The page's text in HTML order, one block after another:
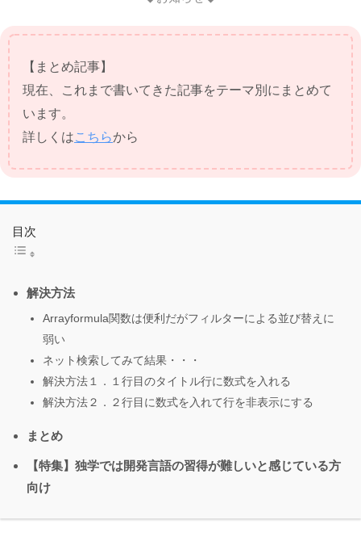
【まとめ記事】
現在、これまで書いてきた記事をテーマ別にまとめて
います。
詳しくはこちらから
目次
解決方法
Arrayformula関数は便利だがフィルターによる並び替えに
弱い
ネット検索してみて結果・・・
解決方法１．１行目のタイトル行に数式を入れる
解決方法２．２行目に数式を入れて行を非表示にする
まとめ
【特集】独学では開発言語の習得が難しいと感じている方
向け